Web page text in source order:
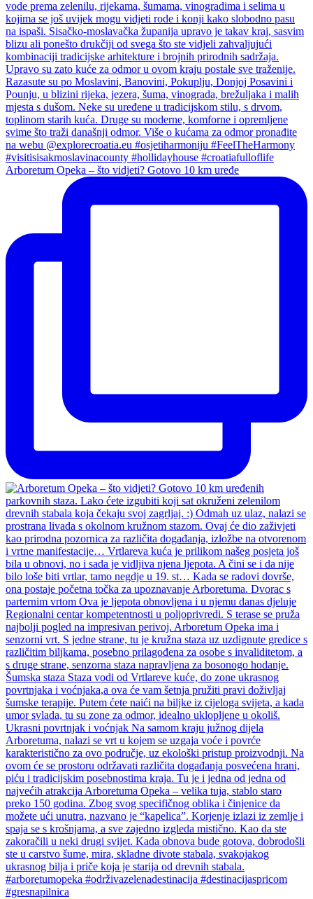
Arboretum Opeka – što vidjeti? Gotovo 10 km uređe